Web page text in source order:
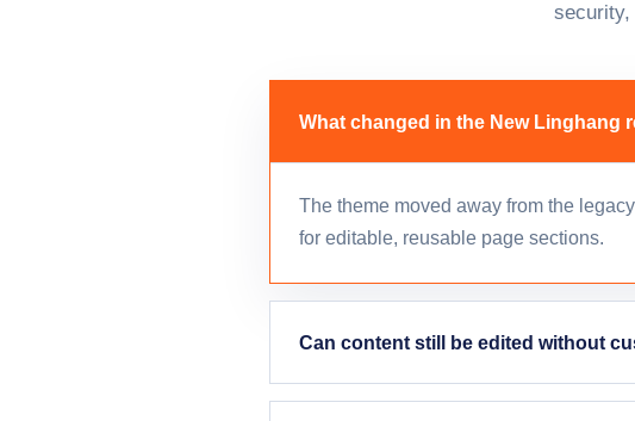
security,
What changed in the New Linghang
The theme moved away from the
for editable, reusable page sections.
Can content still be edited without